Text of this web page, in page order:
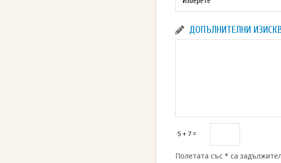
ДОПЪЛНИТЕЛНИ
5 + 7 =
Полетата със * са